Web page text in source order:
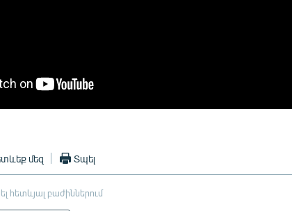
մեզ Տպել
հետևյալ բաժիններում